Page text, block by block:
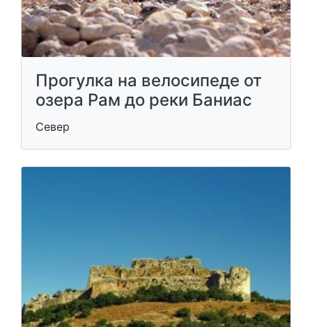
Прогулка на велосипеде от
озера Рам до реки Баниас
Север